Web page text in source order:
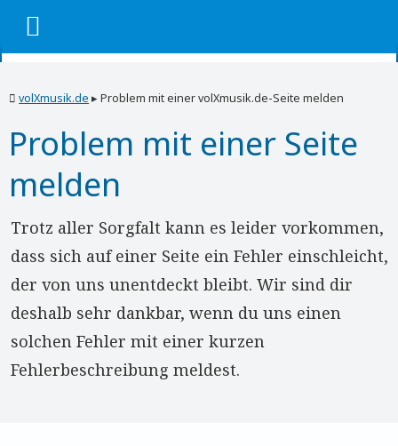
volXmusik.de ▸Problem mit einer volXmusik.de-Seite melden
Problem mit einer Seite
melden
Trotz aller Sorgfalt kann es leider vorkommen,
dass sich auf einer Seite ein Fehler einschleicht,
der von uns unentdeckt bleibt. Wir sind dir
deshalb sehr dankbar, wenn du uns einen
solchen Fehler mit einer kurzen
Fehlerbeschreibung meldest.